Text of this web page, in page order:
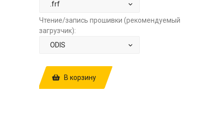
Чтение/запись прошивки (рекомендуемый
загрузчик):
В корзину